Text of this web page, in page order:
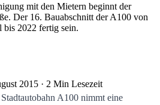
mit den Mietern beginnt der
Der 16. Bauabschnitt der A100 von
2022 fertig sein.
2015 · 2 Min Lesezeit
A100 nimmt eine